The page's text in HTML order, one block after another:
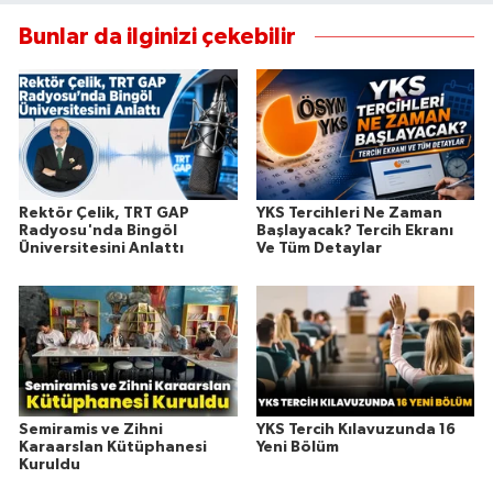
Bunlar da ilginizi çekebilir
Rektör Çelik, TRT GAP
Radyosu'nda Bingöl
Üniversitesini Anlattı
YKS Tercihleri Ne Zaman
Başlayacak? Tercih Ekranı
Ve Tüm Detaylar
Semiramis ve Zihni
Karaarslan Kütüphanesi
Kuruldu
YKS Tercih Kılavuzunda 16
Yeni Bölüm